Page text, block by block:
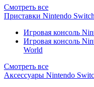
Смотреть все
Приставки Nintendo
Игровая консоль
Игровая консоль
World
Смотреть все
Аксессуары Nintendo